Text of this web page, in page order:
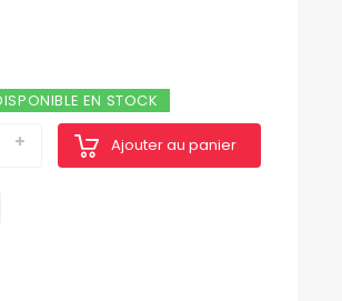
EN STOCK
Ajouter au panier